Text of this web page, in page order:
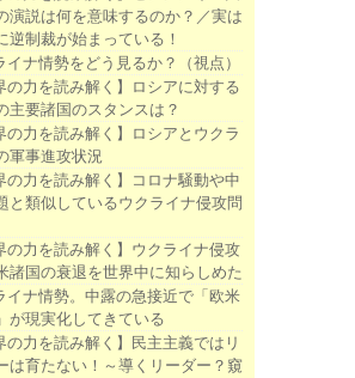
演説は何を意味するのか？／実は
逆制裁が始まっている！
イナ情勢をどう見るか？（視点）
の力を読み解く】ロシアに対する
主要諸国のスタンスは？
の力を読み解く】ロシアとウクラ
軍事進攻状況
の力を読み解く】コロナ騒動や中
と類似しているウクライナ侵攻問
の力を読み解く】ウクライナ侵攻
諸国の衰退を世界中に知らしめた
イナ情勢。中露の急接近で「欧米
が現実化してきている
の力を読み解く】民主主義ではリ
は育たない！～導くリーダー？窺